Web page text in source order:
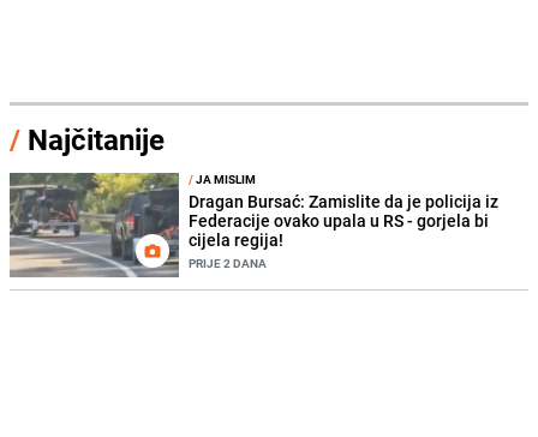
/ Najčitanije
/JA MISLIM
Dragan Bursać: Zamislite da je policija iz
Federacije ovako upala u RS - gorjela bi
cijela regija!
PRIJE 2 DANA